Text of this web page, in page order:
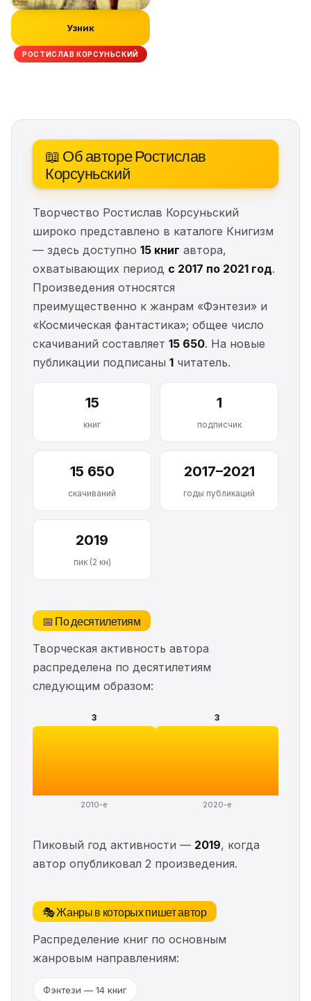
Узник
РОСТИСЛАВ КОРСУНЬСКИЙ
📖 Об авторе Ростислав
Корсуньский
Творчество Ростислав Корсуньский
широко представлено в каталоге Книгизм
— здесь доступно 15 книг автора,
охватывающих период с 2017 по 2021 год.
Произведения относятся
преимущественно к жанрам «Фэнтези» и
«Космическая фантастика»; общее число
скачиваний составляет 15 650. На новые
публикации подписаны 1 читатель.
15
книг
1
подписчик
15 650
скачиваний
2017–2021
годы публикаций
2019
пик (2 кн)
📅 По десятилетиям
Творческая активность автора
распределена по десятилетиям
следующим образом:
3
2010-е
3
2020-е
Пиковый год активности — 2019, когда
автор опубликовал 2 произведения.
🎭 Жанры в которых пишет автор
Распределение книг по основным
жанровым направлениям:
Фэнтези — 14 книг